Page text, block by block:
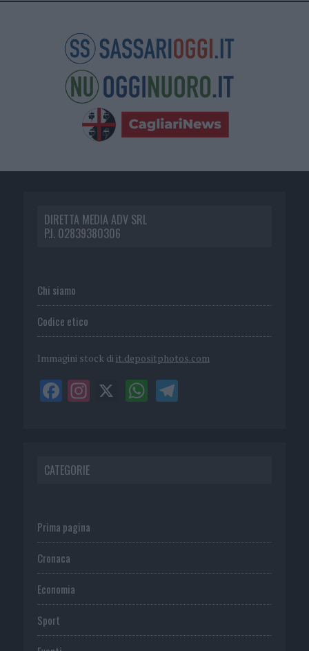
DIRETTA MEDIA ADV SRL
P.I. 02839380306
Chi siamo
Codice etico
Immagini stock di it.depositphotos.com
CATEGORIE
Prima pagina
Cronaca
Economia
Sport